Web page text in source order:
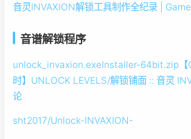
音灵INVAXION解锁工具制作全纪录 |
音谱解锁程序
unlock_invaxion.exeInstaller-64bit.zip
时】UNLOCK LEVELS/解锁铺面 :: 音灵
论
sht2017/Unlock-INVAXION-